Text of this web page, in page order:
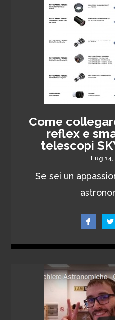
Come
reflex e
telescopi
Lug 14,
Se sei un